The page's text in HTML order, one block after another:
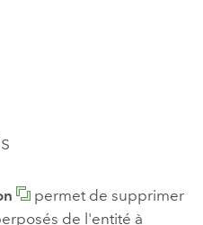
permet de supprimer
de l'entité à